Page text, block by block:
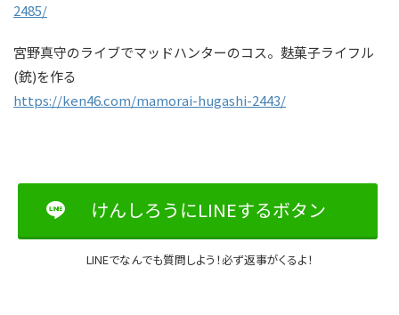
2485/
宮野真守のライブでマッドハンターのコス。麩菓子ライフル
(銃)を作る
https://ken46.com/mamorai-hugashi-2443/
けんしろうにLINEするボタン
LINEでなんでも質問しよう！必ず返事がくるよ！